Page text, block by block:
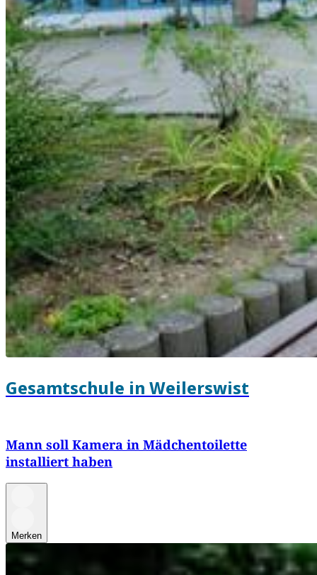
Gesamtschule in Weilerswist
Mann soll Kamera in Mädchentoilette
installiert haben
Merken